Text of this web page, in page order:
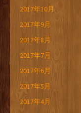
2017年10月
2017年9月
2017年8月
2017年7月
2017年6月
2017年5月
2017年4月